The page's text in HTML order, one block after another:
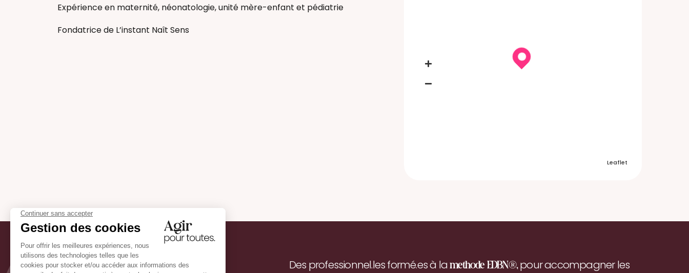
Expérience en maternité, néonatologie, unité mère-enfant et pédiatrie
Fondatrice de L’instant Naît Sens
Leaflet
Des professionnel.les formé.es à lamethode EDBN®,pour accompagner les